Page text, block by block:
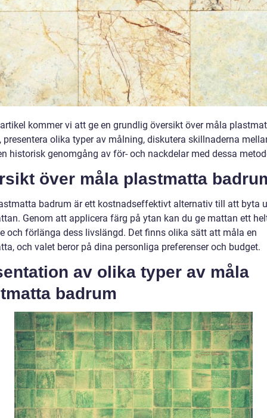
kommer vi att ge en grundlig översikt över måla
presentera olika typer av målning, diskutera skillnaderna
historisk genomgång av för- och nackdelar med dessa
över måla plastmatta
badrum är ett kostnadseffektivt alternativ till att byta
Genom att applicera färg på ytan kan du ge mattan ett
och förlänga dess livslängd. Det finns olika sätt att måla en
och valet beror på dina personliga preferenser och budget.
av olika typer av måla
badrum